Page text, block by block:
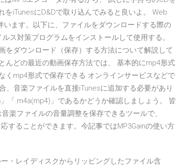
iTunesにD&Dで取り込んでみると良いよ。 Web
ます。以下に、ファイルをダウンロードする際の
ス対策プログラムをインストールして使用する。
をダウンロード（保存）する方法について解説して
んどの最近の動画保存方法では、 基本的にmp4形式
くmp4形式で保存できる オンラインサービスなどで
、音楽ファイルを直接iTunesに追加する必要があり
「.m4a(mp4)」であるかどうか確認しましょう。 皆
楽ファイルの音量調整を保存できるツールで、
することができます。今記事ではMP3Gainの使い方
・レイディスクからリッピングしたファイル含